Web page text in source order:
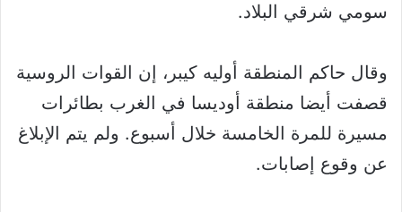
سومي شرقي البلاد.
وقال حاكم المنطقة أوليه كيبر، إن القوات الروسية
قصفت أيضا منطقة أوديسا في الغرب بطائرات
مسيرة للمرة الخامسة خلال أسبوع. ولم يتم الإبلاغ
عن وقوع إصابات.